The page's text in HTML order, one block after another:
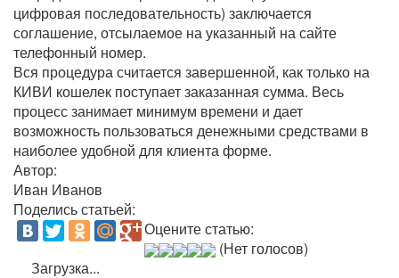
цифровая последовательность) заключается
соглашение, отсылаемое на указанный на сайте
телефонный номер.
Вся процедура считается завершенной, как только на
КИВИ кошелек поступает заказанная сумма. Весь
процесс занимает минимум времени и дает
возможность пользоваться денежными средствами в
наиболее удобной для клиента форме.
Автор:
Иван Иванов
Поделись статьей:
Оцените статью:
(Нет голосов)
Загрузка...